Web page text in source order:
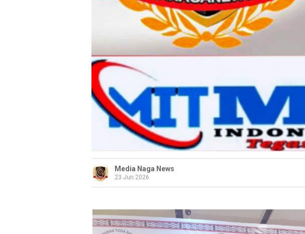
Media Naga News
23 Jun 2026